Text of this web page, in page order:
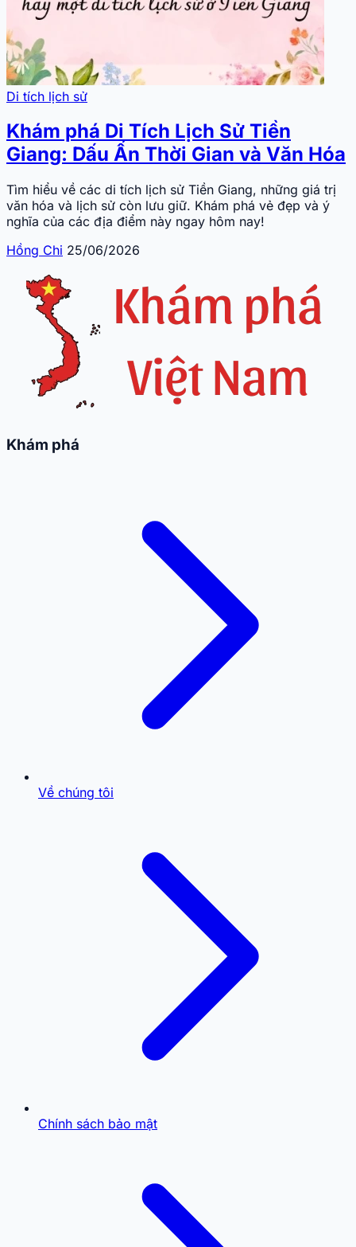
Di tích lịch sử
Khám phá Di Tích Lịch Sử Tiền
Giang: Dấu Ấn Thời Gian và Văn Hóa
Tìm hiểu về các di tích lịch sử Tiền Giang, những giá trị
văn hóa và lịch sử còn lưu giữ. Khám phá vẻ đẹp và ý
nghĩa của các địa điểm này ngay hôm nay!
Hồng Chi 25/06/2026
Khám phá
Về chúng tôi
Chính sách bảo mật